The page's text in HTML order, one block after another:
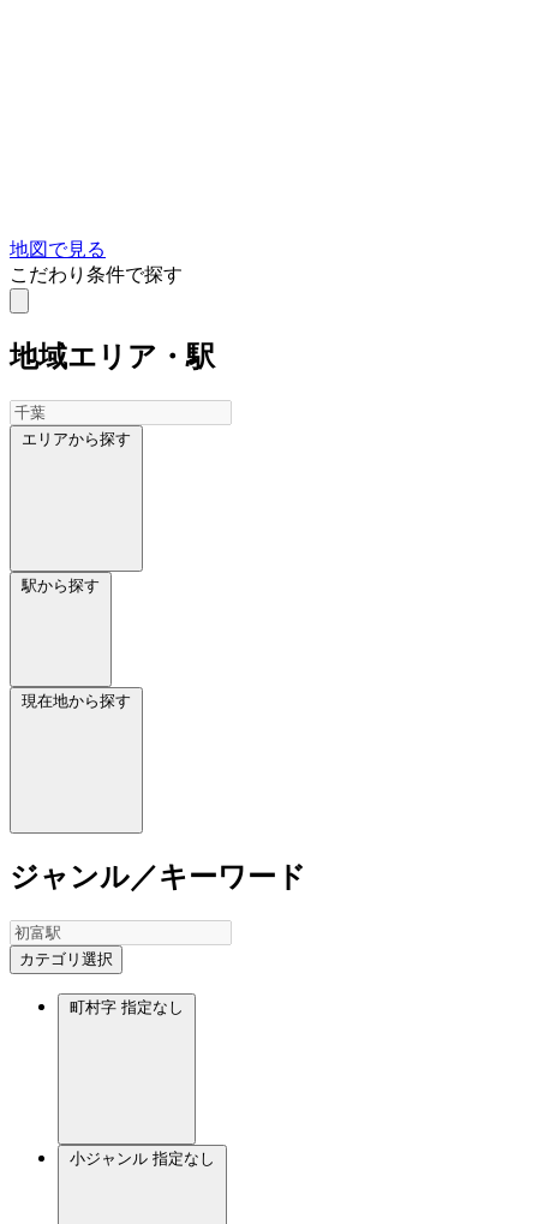
地図で見る
こだわり条件で探す
地域エリア・駅
エリアから探す
駅から探す
現在地から探す
ジャンル／キーワード
カテゴリ選択
町村字 指定なし
小ジャンル 指定なし